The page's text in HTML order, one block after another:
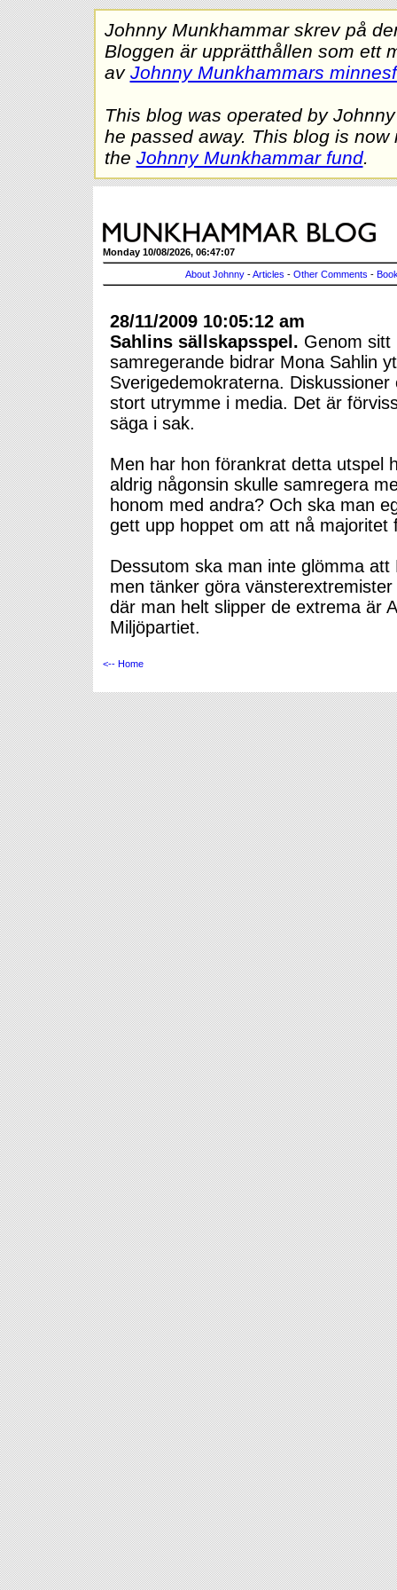
Johnny Munkhammar skrev på
Bloggen är upprätthållen som ett
av Johnny Munkhammars
This blog was operated by
he passed away. This blog is
the Johnny Munkhammar fund.
Monday 10/08/2026, 06:47:07
About Johnny -Articles - Other Comments -
28/11/2009 10:05:12 am
Sahlins sällskapsspel. Genom sitt
samregerande bidrar Mona Sahlin
Sverigedemokraterna.
stort utrymme i media. Det är
säga i sak.
Men har hon förankrat detta utspel
aldrig någonsin skulle samregera
honom med andra? Och ska man
gett upp hoppet om att nå majoritet
Dessutom ska man inte glömma
men tänker göra
där man helt slipper de extrema är
Miljöpartiet.
<-- Home